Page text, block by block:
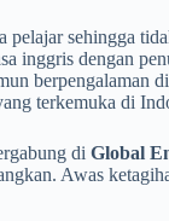
sehingga
inggris dengan
berpengalaman
terkemuka di
di Global
Awas